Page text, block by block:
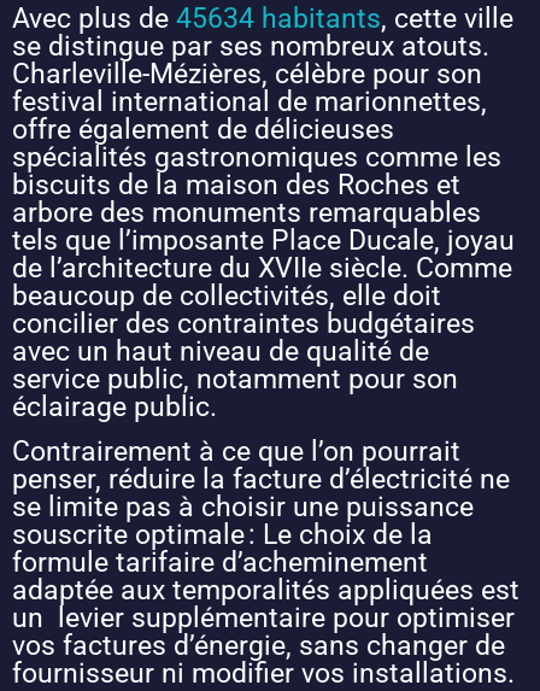
Avec plus de 45634 habitants, cette ville
se distingue par ses nombreux atouts.
Charleville-Mézières, célèbre pour son
festival international de marionnettes,
offre également de délicieuses
spécialités gastronomiques comme les
biscuits de la maison des Roches et
arbore des monuments remarquables
tels que l’imposante Place Ducale, joyau
de l’architecture du XVIIe siècle. Comme
beaucoup de collectivités, elle doit
concilier des contraintes budgétaires
avec un haut niveau de qualité de
service public, notamment pour son
éclairage public.
Contrairement à ce que l’on pourrait
penser, réduire la facture d’électricité ne
se limite pas à choisir une puissance
souscrite optimale : Le choix de la
formule tarifaire d’acheminement
adaptée aux temporalités appliquées est
un levier supplémentaire pour optimiser
vos factures d’énergie, sans changer de
fournisseur ni modifier vos installations.